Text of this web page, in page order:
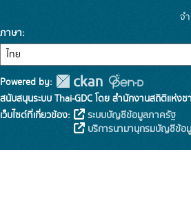
จ
ภาษา
Powered by:
สนับสนุนระบบ Thai-GDC โดย สำนักงานสถิติแห่งช
เว็บไซต์ที่เกี่ยวข้อง:
ระบบบัญชีข้อมูลภาครัฐ
บริการนามานุกรมบัญชีข้อ